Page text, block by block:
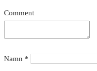
Comment
Namn *